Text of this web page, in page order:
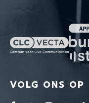
VOLG ONS OP